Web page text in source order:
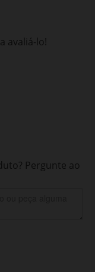
avaliá-lo!
Pergunte ao